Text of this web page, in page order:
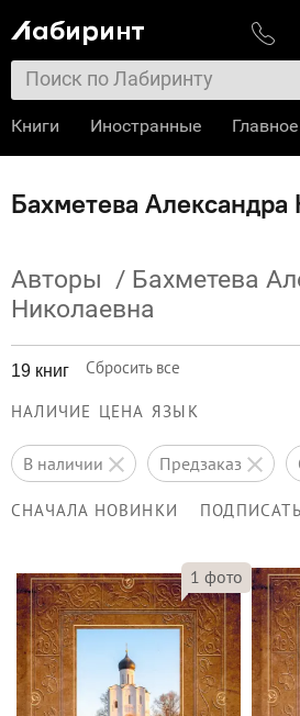
Бахметева Александра
Авторы / Бахметева
Николаевна
19 книг Сбросить все
НАЛИЧИЕ ЦЕНА ЯЗЫК
в наличии предзаказ
СНАЧАЛА НОВИНКИ
1 фото
Книги Иностранные Главное